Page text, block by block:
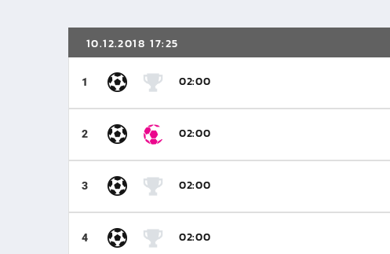
10.12.2018 17:25
1 02:00
2 02:00
3 02:00
4 02:00